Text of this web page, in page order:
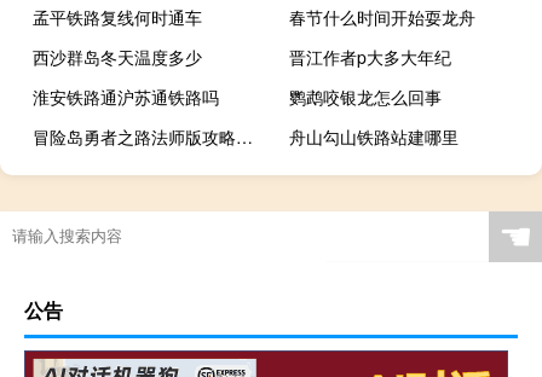
孟平铁路复线何时通车
春节什么时间开始耍龙舟
西沙群岛冬天温度多少
晋江作者p大多大年纪
淮安铁路通沪苏通铁路吗
鹦鹉咬银龙怎么回事
冒险岛勇者之路法师版攻略（冒险岛勇者之路法师版）
舟山勾山铁路站建哪里
☚
公告